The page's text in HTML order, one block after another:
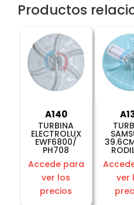
Productos
A140
TURBINA
ELECTROLUX
EWF6800/
PH708
Accede para
ver los
precios
ver